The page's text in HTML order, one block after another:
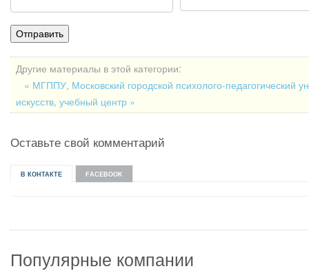
Другие материалы в этой категории:
« МГППУ, Московский городской психолого-педагогический
искусств, учебный центр »
Оставьте свой комментарий
В КОНТАКТЕ FACEBOOK
Популярные компании